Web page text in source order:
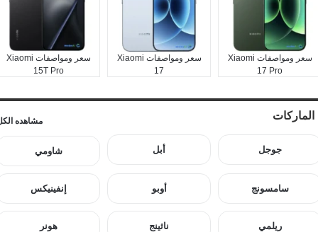
سعر ومواصفات Xiaomi
17 Pro
سعر ومواصفات Xiaomi
17
سعر ومواصفات Xiaomi
15T Pro
الماركات مشاهده
جوجل أبل شاومي
سامسونج أوبو إنفينيكس
ريلمي ناثينج هونر